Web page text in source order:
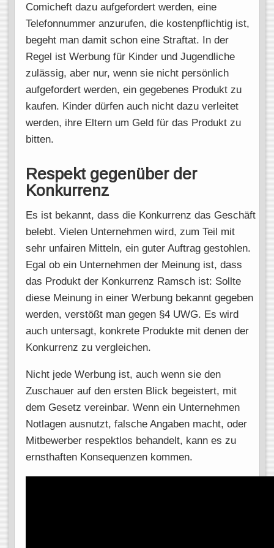
Comicheft dazu aufgefordert werden, eine
Telefonnummer anzurufen, die kostenpflichtig ist,
begeht man damit schon eine Straftat. In der
Regel ist Werbung für Kinder und Jugendliche
zulässig, aber nur, wenn sie nicht persönlich
aufgefordert werden, ein gegebenes Produkt zu
kaufen. Kinder dürfen auch nicht dazu verleitet
werden, ihre Eltern um Geld für das Produkt zu
bitten.
Respekt gegenüber der
Konkurrenz
Es ist bekannt, dass die Konkurrenz das Geschäft
belebt. Vielen Unternehmen wird, zum Teil mit
sehr unfairen Mitteln, ein guter Auftrag gestohlen.
Egal ob ein Unternehmen der Meinung ist, dass
das Produkt der Konkurrenz Ramsch ist: Sollte
diese Meinung in einer Werbung bekannt gegeben
werden, verstößt man gegen §4 UWG. Es wird
auch untersagt, konkrete Produkte mit denen der
Konkurrenz zu vergleichen.
Nicht jede Werbung ist, auch wenn sie den
Zuschauer auf den ersten Blick begeistert, mit
dem Gesetz vereinbar. Wenn ein Unternehmen
Notlagen ausnutzt, falsche Angaben macht, oder
Mitbewerber respektlos behandelt, kann es zu
ernsthaften Konsequenzen kommen.